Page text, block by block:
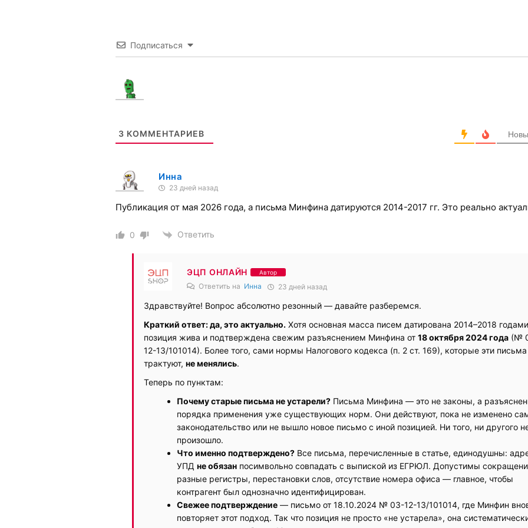
Установите программу которая заранее напомнит об окончании сроков!
Подписаться
3 КОММЕНТАРИЕВ
Инна
23 дней назад
Публикация от мая 2026 года, а письма Минфина датируются 2014-2017 гг. Это реально
0 Ответить
ЭЦП ОНЛАЙН Автор
Ответить на Инна 23 дней назад
Здравствуйте! Вопрос абсолютно резонный — давайте разберемся.
Краткий ответ: да, это актуально. Хотя основная масса писем датирована 2014–2018
позиция жива и подтверждена свежим разъяснением Минфина от 18 октября 2024 года (№
12-13/101014). Более того, сами нормы Налогового кодекса (п. 2 ст. 169), которые эти письма
трактуют, не менялись.
Теперь по пунктам:
Почему старые письма не устарели? Письма Минфина — это не законы, а
порядка применения уже существующих норм. Они действуют, пока не изменено
законодательство или не вышло новое письмо с иной позицией. Ни того, ни другого
произошло.
Что именно подтверждено? Все письма, перечисленные в статье, единодушны:
УПД не обязан посимвольно совпадать с выпиской из ЕГРЮЛ. Допустимы
разные регистры, перестановки слов, отсутствие номера офиса — главное, чтобы
контрагент был однозначно идентифицирован.
Свежее подтверждение — письмо от 18.10.2024 № 03-12-13/101014, где Минфин
повторяет этот подход. Так что позиция не просто «не устарела», она